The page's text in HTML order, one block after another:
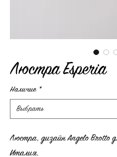
Люстра Esperia
Наличие *
Люстра, дизайн Angelo Brotto
Италия.